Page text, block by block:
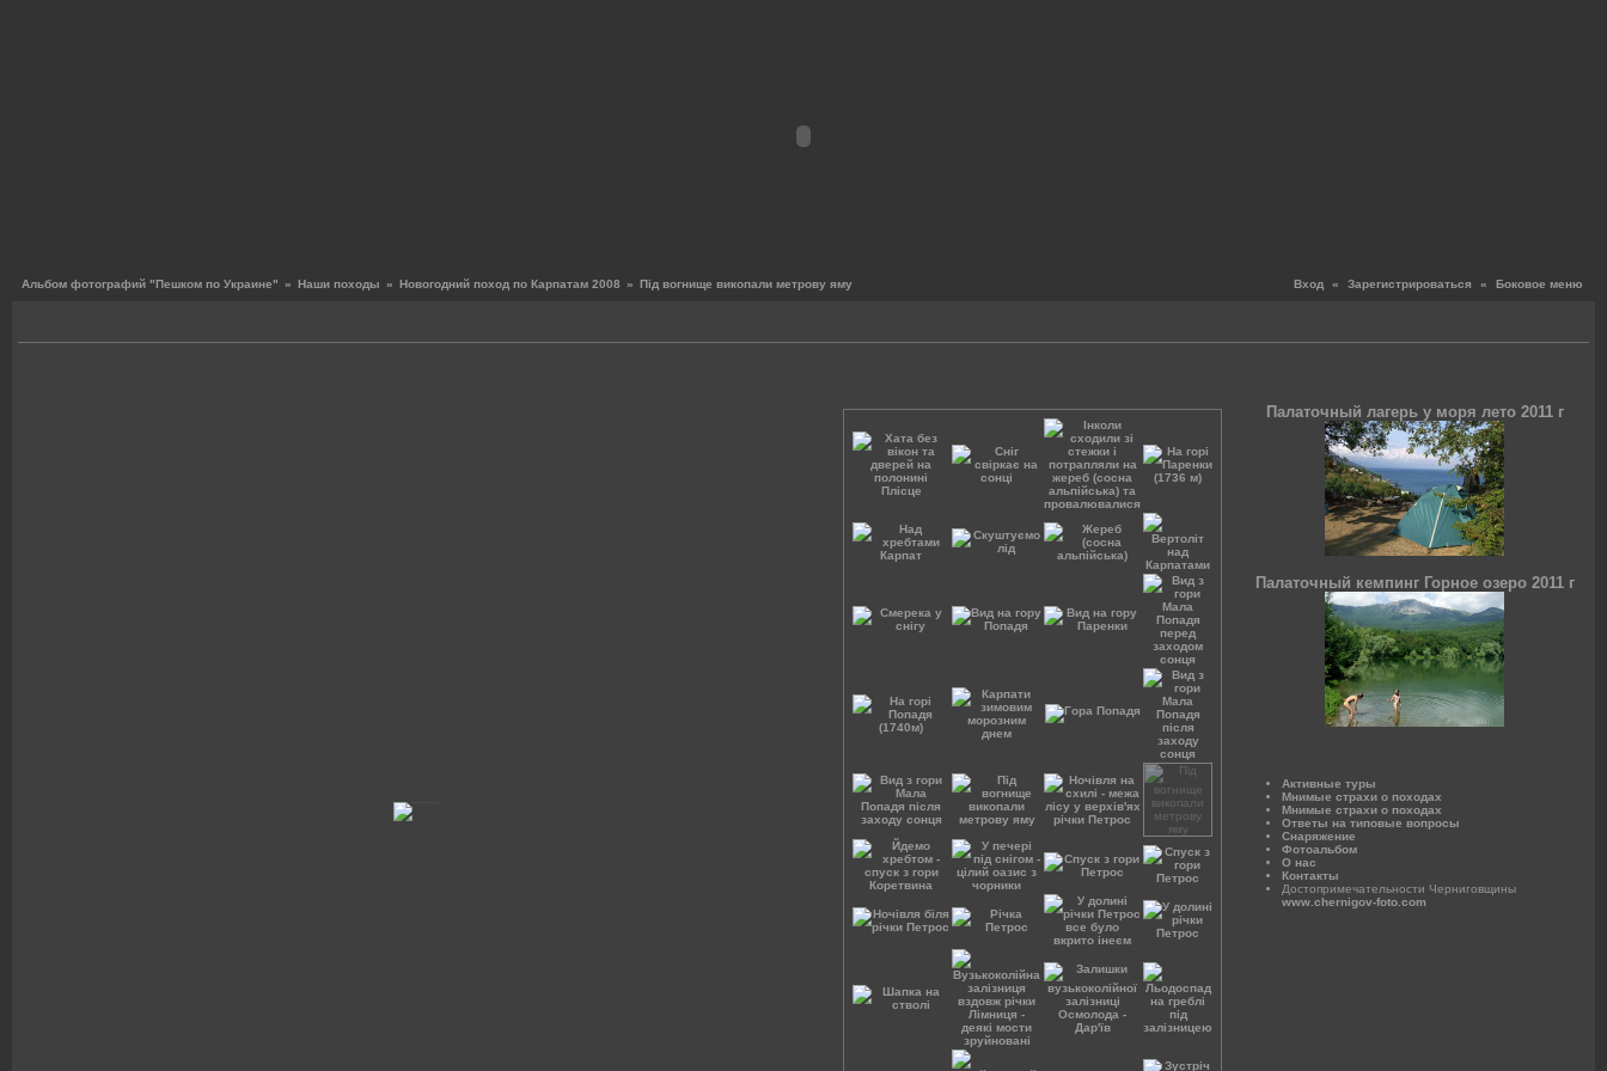
Вход « Зарегистрироваться « Боковое меню
Альбом фотографий "Пешком по Украине" » Наши походы » Новогодний поход по Карпатам 2008 » Під вогнище викопали метрову яму
Палаточный лагерь у моря лето 2011 г
Палаточный кемпинг Горное озеро 2011 г
Активные туры
Мнимые страхи о походах
Мнимые страхи о походах
Ответы на типовые вопросы
Снаряжение
Фотоальбом
О нас
Контакты
Достопримечательности Черниговщины
www.chernigov-foto.com